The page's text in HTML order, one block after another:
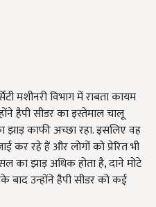
मशीनरी विभाग में राबता कायम
हैपी सीडर का इस्तेमाल चालू
काफी अच्छा रहा. इसलिए वह
कर रहे हैं और लोगों को प्रेरित भी
का झाड़ अधिक होता है,दाने मोटे
बाद उन्होंने हैपी सीडर को कई